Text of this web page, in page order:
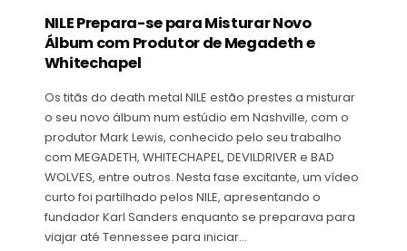
NILE Prepara-se para Misturar Novo
Álbum com Produtor de Megadeth e
Whitechapel
Os titãs do death metal NILE estão prestes a misturar
o seu novo álbum num estúdio em Nashville, com o
produtor Mark Lewis, conhecido pelo seu trabalho
com MEGADETH, WHITECHAPEL, DEVILDRIVER e BAD
WOLVES, entre outros. Nesta fase excitante, um vídeo
curto foi partilhado pelos NILE, apresentando o
fundador Karl Sanders enquanto se preparava para
viajar até Tennessee para iniciar…